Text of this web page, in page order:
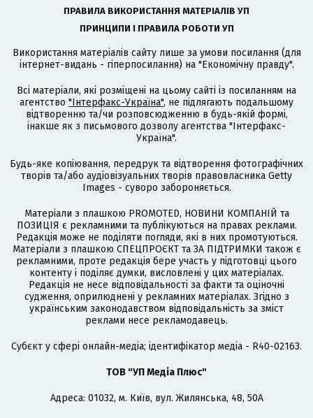
ПРАВИЛА ВИКОРИСТАННЯ МАТЕРІАЛІВ УП
ПРИНЦИПИ І ПРАВИЛА РОБОТИ УП
Використання матеріалів сайту лише за умови посилання (для
інтернет-видань - гіперпосилання) на "Економічну правду".
Всі матеріали, які розміщені на цьому сайті із посиланням на
агентство "Інтерфакс-Україна", не підлягають подальшому
відтворенню та/чи розповсюдженню в будь-якій формі,
інакше як з письмового дозволу агентства "Інтерфакс-
Україна".
Будь-яке копіювання, передрук та відтворення фотографічних
творів та/або аудіовізуальних творів правовласника Getty
Images - суворо забороняється.
Матеріали з плашкою PROMOTED, НОВИНИ КОМПАНІЙ та
ПОЗИЦІЯ є рекламними та публікуються на правах реклами.
Редакція може не поділяти погляди, які в них промотуються.
Матеріали з плашкою СПЕЦПРОЄКТ та ЗА ПІДТРИМКИ також є
рекламними, проте редакція бере участь у підготовці цього
контенту і поділяє думки, висловлені у цих матеріалах.
Редакція не несе відповідальності за факти та оціночні
судження, оприлюднені у рекламних матеріалах. Згідно з
українським законодавством відповідальність за зміст
реклами несе рекламодавець.
Cубєкт у сфері онлайн-медіа; ідентифікатор медіа - R40-02163.
ТОВ "УП Медіа Плюс"
Адреса: 01032, м. Київ, вул. Жилянська, 48, 50А